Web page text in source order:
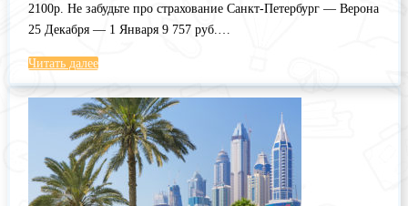
2100р. Не забудьте про страхование Санкт-Петербург — Верона
25 Декабря — 1 Января 9 757 руб.…
Читать далее